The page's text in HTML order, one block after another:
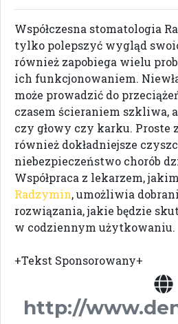
Współczesna stomatologia
tylko polepszyć wygląd
również zapobiega wielu
ich funkcjonowaniem.
może prowadzić do
czasem ścieraniem szkliwa,
czy głowy czy karku. Proste
również dokładniejsze
niebezpieczeństwo chorób
Współpraca z lekarzem,
Radzymin, umożliwia
rozwiązania, jakie będzie
w codziennym użytkowaniu.
+Tekst Sponsorowany+
http://